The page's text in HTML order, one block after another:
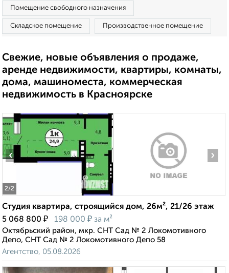
Помещение свободного назначения
Складское помещение Производственное помещение
Свежие, новые объявления о продаже,
аренде недвижимости, квартиры, комнаты,
дома, машиноместа, коммерческая
недвижимость в Красноярске
2/2
‹ ›
Студия квартира, строящийся дом, 26м², 21/26 этаж
5 068 800 ₽ 198 000 ₽ за м²
Октябрьский район, мкр. СНТ Сад № 2 Локомотивного
Депо, СНТ Сад № 2 Локомотивного Депо 58
Агентство, 05.08.2026